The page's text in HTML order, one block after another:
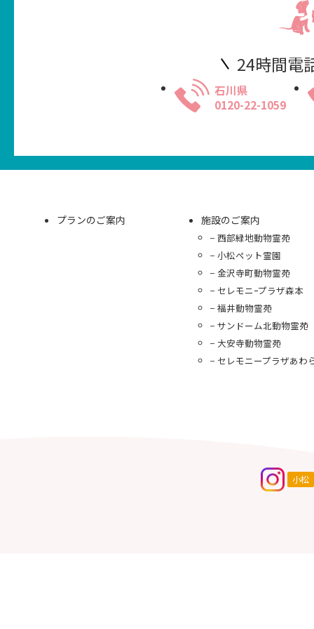
24時間電
石川県
0120-22-1059
プランのご案内 施設のご案内
西部緑地動物霊苑
小松ペット霊園
金沢寺町動物霊苑
セレモニｰプラザ森本
福井動物霊苑
サンドーム北動物霊苑
大安寺動物霊苑
セレモニープラザあわ
小松